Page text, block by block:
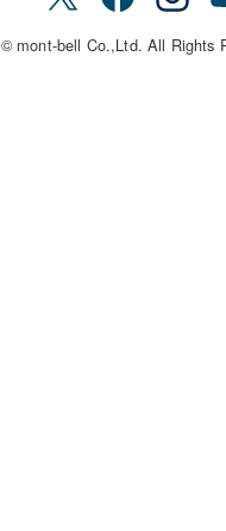
© mont-bell Co.,Ltd. All Rights